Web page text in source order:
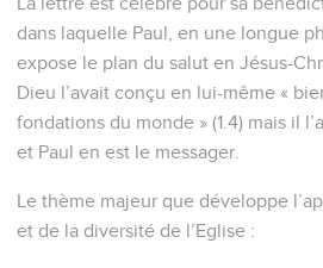
dans laquelle Paul, en une longue
expose le plan du salut en Jésus-
Dieu l’avait conçu en lui-même «
fondations du monde » (1.4) mais il
et Paul en est le messager.
Le thème majeur que développe
et de la diversité de l’Eglise :